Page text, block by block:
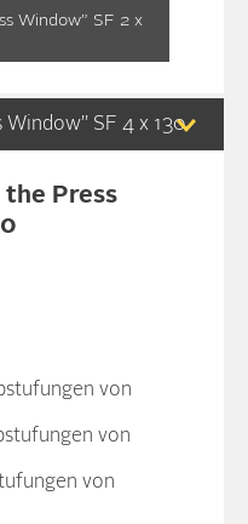
Window” SF 2 x
Window” SF 4 x 130
the Press
von
von
von